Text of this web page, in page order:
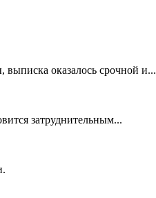
оказалось срочной и...
затруднительным...